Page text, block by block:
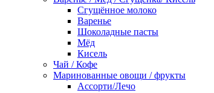
Сгущённое молоко
Варенье
Шоколадные пасты
Мёд
Кисель
Чай / Кофе
Маринованные овощи / фрукты
Ассорти/Лечо